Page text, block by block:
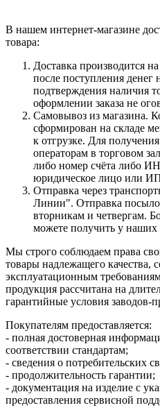
В нашем интернет-магазине
товара:
Доставка производится
после поступления денег
подтверждения наличия
оформлении заказа не
Самовывоз из магазина.
сформирован на складе
к отгрузке. Для получения
операторам в торговом
либо номер счёта либо
юридическое лицо или
Отправка через
Линии". Отправка
вторникам и четвергам.
можете получить у наших
Мы строго соблюдаем права
товары надлежащего качества,
эксплуатационным
продукция рассчитана на
гарантийные условия заводов-
Покупателям предоставляется:
- полная достоверная
соответствии стандартам;
- сведения о потребительских
- продолжительность гарантии;
- документация на изделие с
предоставления сервисной